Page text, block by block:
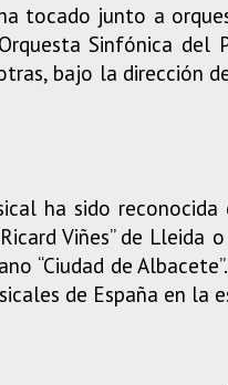
tocado junto a
Sinfónica del
bajo la dirección
ha sido
Viñes” de Lleida
“Ciudad de
de España en la